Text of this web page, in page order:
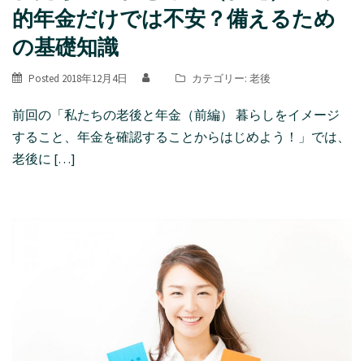
的年金だけでは不安？備えるため
の基礎知識
Posted 2018年12月4日 カテゴリー: 老後
前回の「私たちの老後と年金（前編） 暮らしをイメージ
すること、年金を確認することからはじめよう！」では、
老後に […]